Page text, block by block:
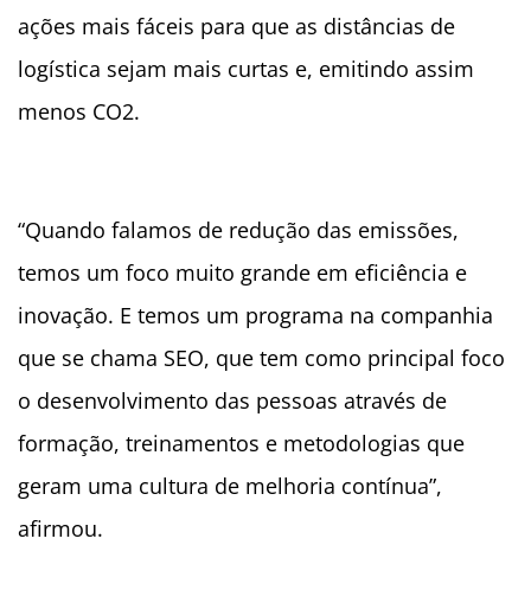
ações mais fáceis para que as distâncias de
logística sejam mais curtas e, emitindo assim
menos CO2.
“Quando falamos de redução das emissões,
temos um foco muito grande em eficiência e
inovação. E temos um programa na companhia
que se chama SEO, que tem como principal foco
o desenvolvimento das pessoas através de
formação, treinamentos e metodologias que
geram uma cultura de melhoria contínua”,
afirmou.